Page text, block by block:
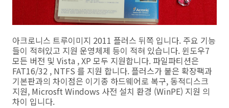
아크로니스 트루이미지 2011 플러스 뒤쪽 입니다. 주요 기능
들이 적혀있고 지원 운영체제 등이 적혀 있습니다. 윈도우7
모든 버전 및 Vista , XP 모두 지원합니다. 파일파티션은
FAT16/32 , NTFS 를 지원 합니다. 플러스가 붙은 확장팩과
기본판과의 차이점은 이기종 하드웨어로 복구, 동적디스크
지원, Microsft Windows 사전 설치 환경 (WinPE) 지원 의
차이 입니다.